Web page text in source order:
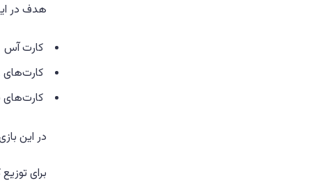
هدف در این بازی این
کارت آس 1 امتیاز دارد
کارت‌های 2 تا 9 همان امتیاز را دارند.
کارت‌های
در این بازی
برای